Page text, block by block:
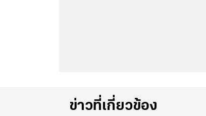
ข่าวที่เกี่ยวข้อง